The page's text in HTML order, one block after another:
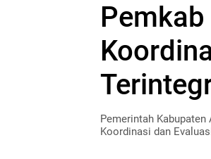
Pemerintah
Koordinasi dan